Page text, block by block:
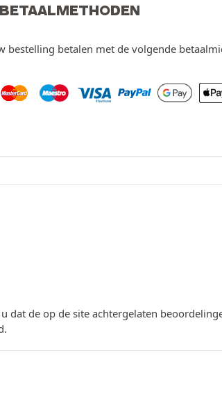
bestelling betalen met de volgende
de op de site achtergelaten